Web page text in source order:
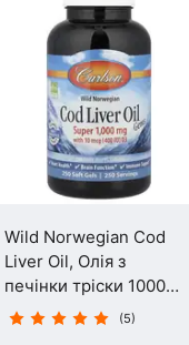
Wild Norwegian Cod
Liver Oil, Олія з
печінки тріски 1000
мг, 250 капсул(5)